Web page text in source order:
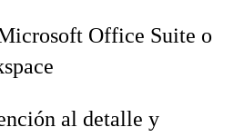
Office Suite o
al detalle y